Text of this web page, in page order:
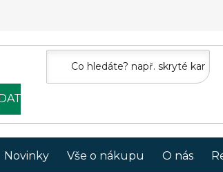
Novinky Vše o nákupu O nás